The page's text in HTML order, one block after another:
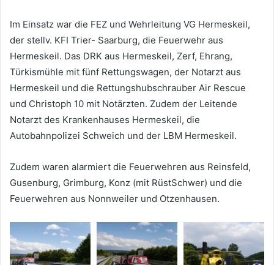
Im Einsatz war die FEZ und Wehrleitung VG Hermeskeil,
der stellv. KFI Trier- Saarburg, die Feuerwehr aus
Hermeskeil. Das DRK aus Hermeskeil, Zerf, Ehrang,
Türkismühle mit fünf Rettungswagen, der Notarzt aus
Hermeskeil und die Rettungshubschrauber Air Rescue
und Christoph 10 mit Notärzten. Zudem der Leitende
Notarzt des Krankenhauses Hermeskeil, die
Autobahnpolizei Schweich und der LBM Hermeskeil.
Zudem waren alarmiert die Feuerwehren aus Reinsfeld,
Gusenburg, Grimburg, Konz (mit RüstSchwer) und die
Feuerwehren aus Nonnweiler und Otzenhausen.